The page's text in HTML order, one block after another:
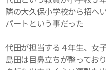
隣の大久保小学校から招へ
パートという事だった
代田が担当する４年生、女
島田は目鼻立ちが整ってお